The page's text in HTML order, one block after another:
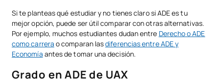
Si te planteas qué estudiar y no tienes claro si ADE es tu
mejor opción, puede ser útil comparar con otras alternativas.
Por ejemplo, muchos estudiantes dudan entre Derecho o ADE
como carrera o comparan lasdiferencias entre ADE y
Economía antes de tomar una decisión.
Grado en ADE de UAX